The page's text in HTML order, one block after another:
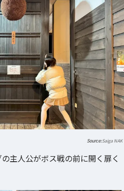
Saiga NAK
主人公がボス戦の前に開く扉く